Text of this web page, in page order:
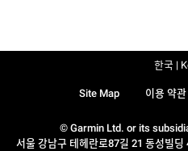
© Garmin Ltd. or its
서울 강남구 테헤란로87길 21 동성빌
Site Map 이용 약관
한국 |